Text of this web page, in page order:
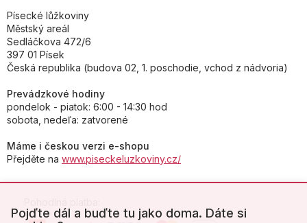
Pojďte dál a buďte tu jako doma. Dáte si
Písecké lůžkoviny
Městský areál
Sedláčkova 472/6
397 01 Písek
Česká republika (budova 02, 1. poschodie, vchod z nádvoria)
Prevádzkové hodiny
pondelok - piatok: 6:00 - 14:30 hod
sobota, nedeľa: zatvorené
Máme i českou verzi e-shopu
Přejděte na www.piseckeluzkoviny.cz/